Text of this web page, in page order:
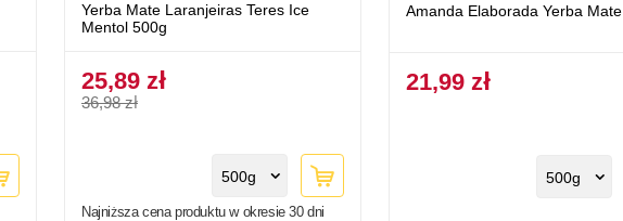
Yerba Mate Laranjeiras Teres Ice
Mentol 500g
25,89 zł
36,98 zł
500g
Najniższa cena produktu w okresie 30 dni
Amanda Elaborada Yerba Mate
21,99 zł
500g